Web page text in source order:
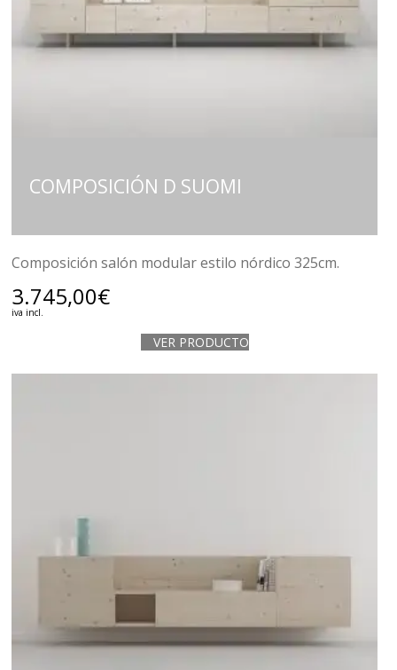
COMPOSICIÓN D SUOMI
Composición salón modular estilo nórdico 325cm.
3.745,00€
iva incl.
VER PRODUCTO